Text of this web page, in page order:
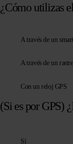
¿Cómo utilizas
A través de un
A través de un
Con un reloj GPS
(Si es por GPS)
Sí